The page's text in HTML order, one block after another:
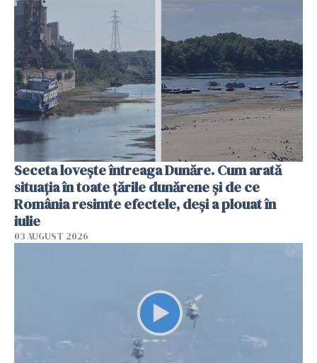
Seceta lovește întreaga Dunăre. Cum arată
situația în toate țările dunărene și de ce
România resimte efectele, deși a plouat în
iulie
03 AUGUST 2026